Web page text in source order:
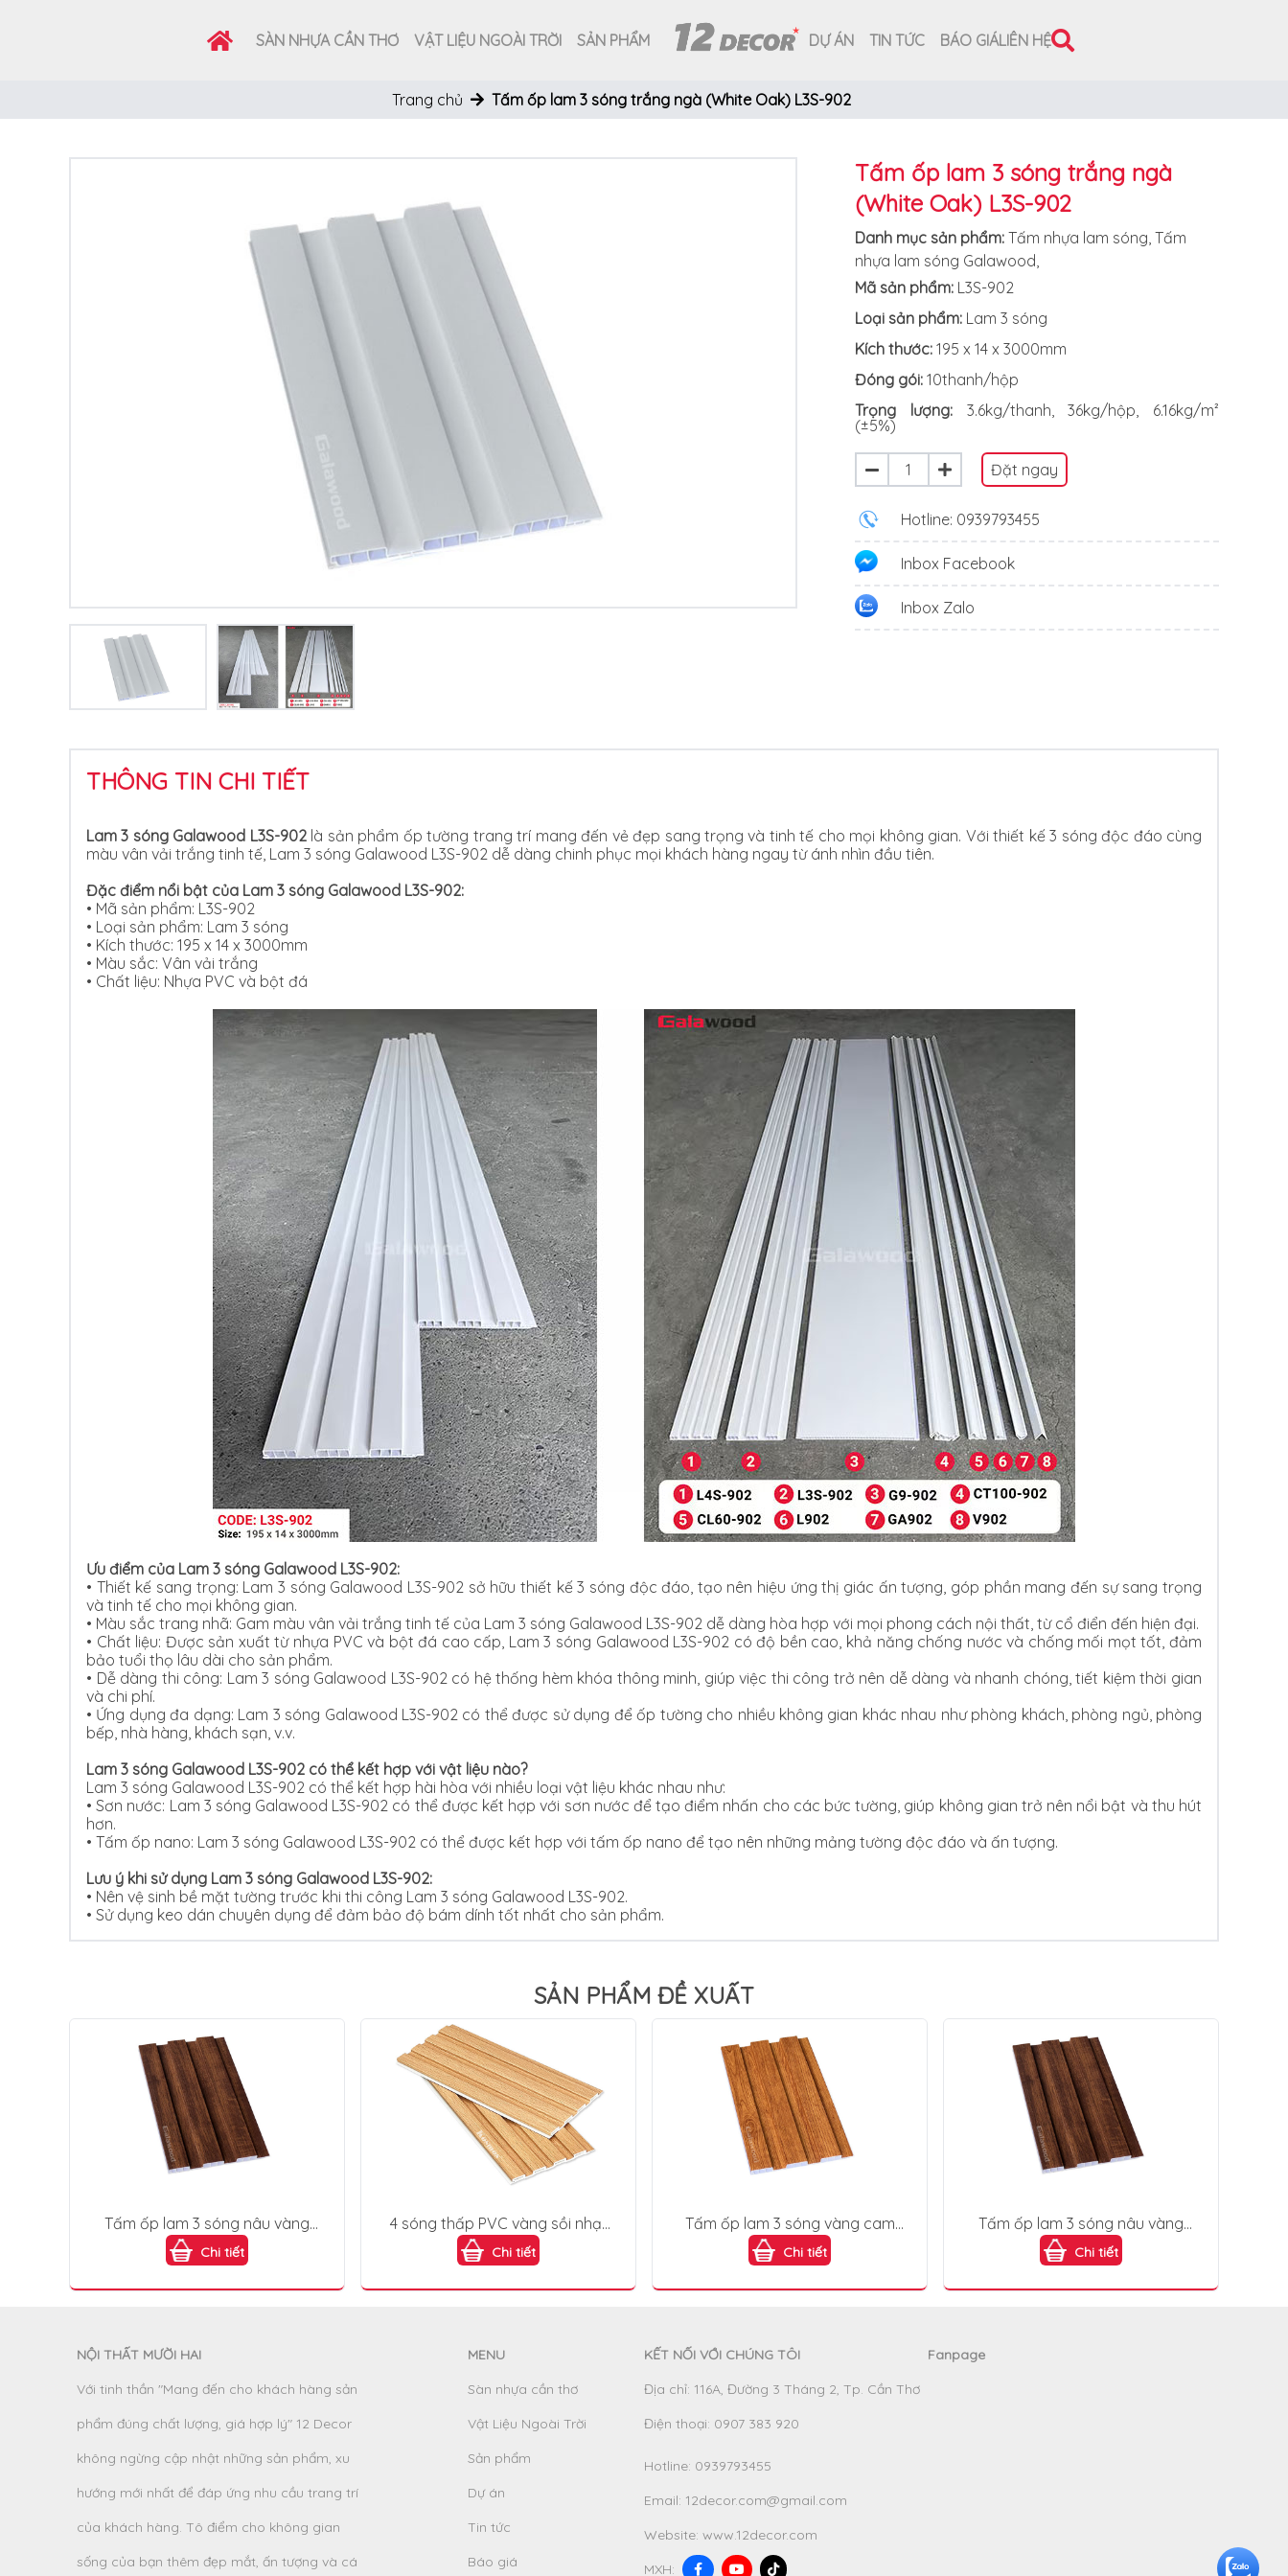
SÀN NHỰA CẦN THƠ VẬT LIỆU NGOÀI TRỜI SẢN PHẨM DỰ ÁN TIN TỨC BÁO GIÁLIÊN HỆ
Trang chủ Tấm ốp lam 3 sóng trắng ngà (White Oak) L3S-902
Tấm ốp lam 3 sóng trắng ngà
(White Oak) L3S-902
Danh mục sản phẩm: Tấm nhựa lam sóng Tấm
nhựa lam sóng Galawood
Mã sản phẩm: L3S-902
Loại sản phẩm: Lam 3 sóng
Kích thước: 195 x 14 x 3000mm
Đóng gói: 10thanh/hộp
Trọng lượng: 3.6kg/thanh, 36kg/hộp, 6.16kg/m²
(±5%)
Đặt ngay
Hotline: 0939793455
Inbox Facebook
Inbox Zalo
THÔNG TIN CHI TIẾT
Lam 3 sóng Galawood L3S-902là sản phẩm ốp tường trang trí mang đến vẻ đẹp sang trọng và tinh tế cho mọi không gian. Với thiết kế 3 sóng độc đáo cùng
màu vân vải trắng tinh tế, Lam 3 sóng Galawood L3S-902 dễ dàng chinh phục mọi khách hàng ngay từ ánh nhìn đầu tiên.
Đặc điểm nổi bật của Lam 3 sóng Galawood L3S-902:
• Mã sản phẩm: L3S-902
• Loại sản phẩm: Lam 3 sóng
• Kích thước: 195 x 14 x 3000mm
• Màu sắc: Vân vải trắng
• Chất liệu: Nhựa PVC và bột đá
Ưu điểm của Lam 3 sóng Galawood L3S-902:
• Thiết kế sang trọng: Lam 3 sóng Galawood L3S-902 sở hữu thiết kế 3 sóng độc đáo, tạo nên hiệu ứng thị giác ấn tượng, góp phần mang đến sự sang trọng
và tinh tế cho mọi không gian.
• Màu sắc trang nhã: Gam màu vân vải trắng tinh tế của Lam 3 sóng Galawood L3S-902 dễ dàng hòa hợp với mọi phong cách nội thất, từ cổ điển đến hiện đại.
• Chất liệu: Được sản xuất từ nhựa PVC và bột đá cao cấp, Lam 3 sóng Galawood L3S-902 có độ bền cao, khả năng chống nước và chống mối mọt tốt, đảm
bảo tuổi thọ lâu dài cho sản phẩm.
• Dễ dàng thi công: Lam 3 sóng Galawood L3S-902 có hệ thống hèm khóa thông minh, giúp việc thi công trở nên dễ dàng và nhanh chóng, tiết kiệm thời gian
và chi phí.
• Ứng dụng đa dạng: Lam 3 sóng Galawood L3S-902 có thể được sử dụng để ốp tường cho nhiều không gian khác nhau như phòng khách, phòng ngủ, phòng
bếp, nhà hàng, khách sạn, v.v.
Lam 3 sóng Galawood L3S-902 có thể kết hợp với vật liệu nào?
Lam 3 sóng Galawood L3S-902 có thể kết hợp hài hòa với nhiều loại vật liệu khác nhau như:
•Sơn nước: Lam 3 sóng Galawood L3S-902 có thể được kết hợp với sơn nước để tạo điểm nhấn cho các bức tường, giúp không gian trở nên nổi bật và thu hút
hơn.
• Tấm ốp nano: Lam 3 sóng Galawood L3S-902 có thể được kết hợp với tấm ốp nano để tạo nên những mảng tường độc đáo và ấn tượng.
Lưu ý khi sử dụng Lam 3 sóng Galawood L3S-902:
• Nên vệ sinh bề mặt tường trước khi thi công Lam 3 sóng Galawood L3S-902.
• Sử dụng keo dán chuyên dụng để đảm bảo độ bám dính tốt nhất cho sản phẩm.
SẢN PHẨM ĐỀ XUẤT
Tấm ốp lam 3 sóng nâu vàng
(Golden Brown) L3S-919
Chi tiết
4 sóng thấp PVC vàng sồi nhạt
(Natural Oak) 4S150X9-007
Chi tiết
Tấm ốp lam 3 sóng vàng cam
(Amber Oak) L3S-906
Chi tiết
Tấm ốp lam 3 sóng nâu vàng
(Golden Brown) L3S-919
Chi tiết
NỘI THẤT MƯỜI HAI
Với tinh thần "Mang đến cho khách hàng sản
phẩm đúng chất lượng, giá hợp lý" 12 Decor
không ngừng cập nhật những sản phẩm, xu
hướng mới nhất để đáp ứng nhu cầu trang trí
của khách hàng. Tô điểm cho không gian
sống của bạn thêm đẹp mắt, ấn tượng và cá
MENU
Sàn nhựa cần thơ
Vật Liệu Ngoài Trời
Sản phẩm
Dự án
Tin tức
Báo giá
KẾT NỐI VỚI CHÚNG TÔI
Địa chỉ: 116A, Đường 3 Tháng 2, Tp. Cần Thơ
Điện thoại: 0907 383 920
Hotline: 0939793455
Email: 12decor.com@gmail.com
Website: www.12decor.com
MXH:
Fanpage